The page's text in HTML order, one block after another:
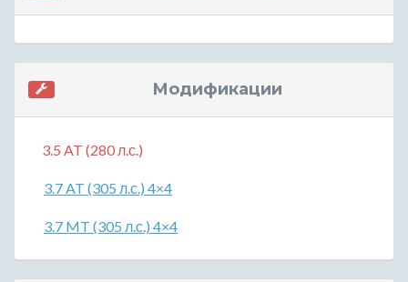
Модификации
3.5 AT (280 л.с.)
3.7 AT (305 л.с.) 4×4
3.7 MT (305 л.с.) 4×4